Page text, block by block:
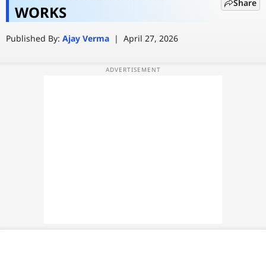
वेब स्टोरी
WORKS
Share
Burner Phone? कैसे है यह आम फोन से
अलग
Published By: Ajay Verma | April 27, 2026